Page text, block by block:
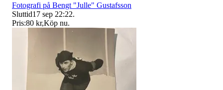
Fotografi på Bengt "Julle" Gustafsson
Sluttid17 sep 22:22.
Pris:80 kr,Köp nu.